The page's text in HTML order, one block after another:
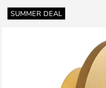
SUMMER DEAL
Zum
Ende